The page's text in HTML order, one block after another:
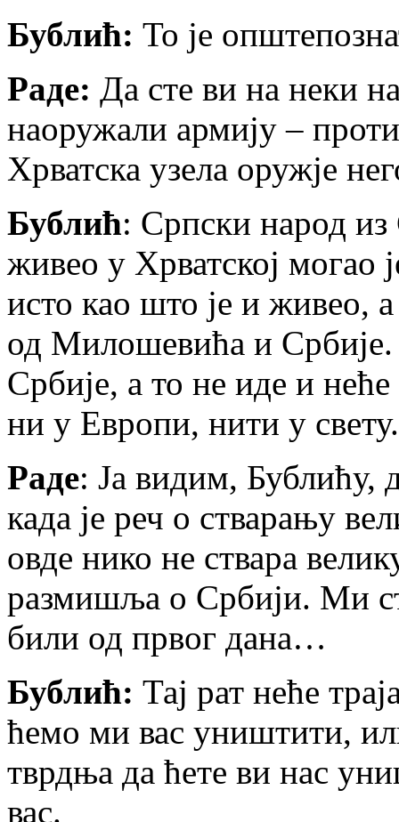
Бублић: То је
Раде: Да сте ви на неки
наоружали армију –
Хрватска узела оружје
Бублић: Српски народ из
живео у Хрватској могао
исто као што је и живео,
од Милошевића и Србије.
Србије, а то не иде и
ни у Европи, нити у свету.
Раде: Ја видим, Бублићу,
када је реч о стварању
овде нико не ствара
размишља о Србији. Ми
били од првог дана…
Бублић: Тај рат неће
ћемо ми вас уништити,
тврдња да ћете ви нас
вас.